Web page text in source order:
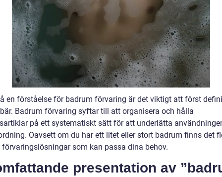
en förståelse för badrum förvaring är det viktigt att först
Badrum förvaring syftar till att organisera och hålla
på ett systematiskt sätt för att underlätta
Oavsett om du har ett litet eller stort badrum finns det
förvaringslösningar som kan passa dina behov.
presentation av